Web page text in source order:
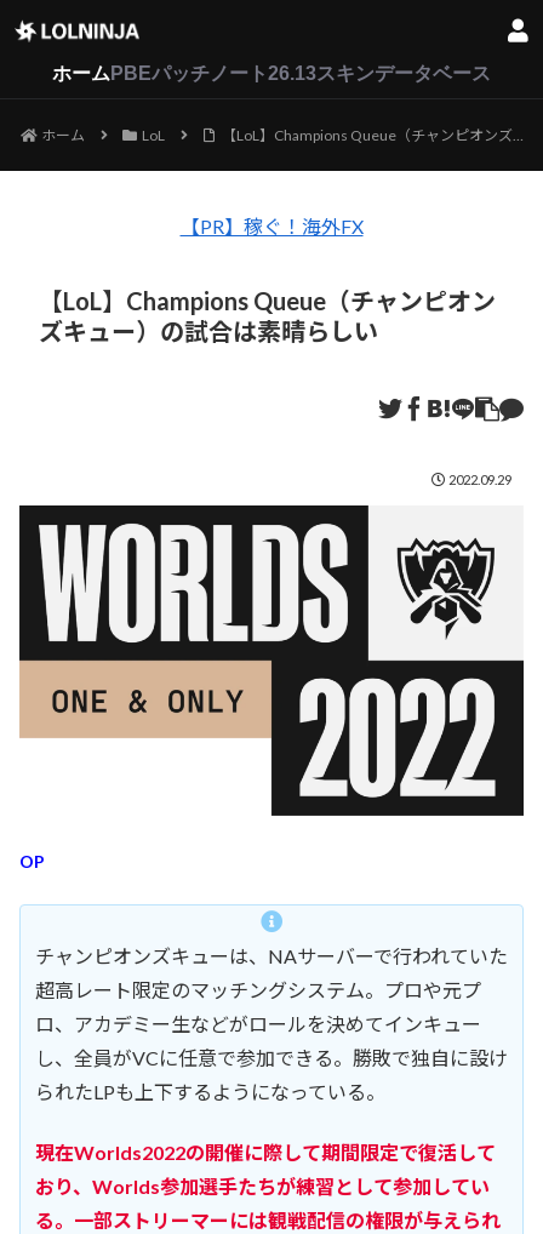
ホーム PBEパッチノート26.13スキンデータベース
ホーム LoL 【LoL】Champions Queue（チャンピオンズキュー）の試合は素晴らしい
【PR】稼ぐ！海外FX
【LoL】Champions Queue（チャンピオン
ズキュー）の試合は素晴らしい
2022.09.29
OP
チャンピオンズキューは、NAサーバーで行われていた
超高レート限定のマッチングシステム。プロや元プ
ロ、アカデミー生などがロールを決めてインキュー
し、全員がVCに任意で参加できる。勝敗で独自に設け
られたLPも上下するようになっている。
現在Worlds2022の開催に際して期間限定で復活して
おり、Worlds参加選手たちが練習として参加してい
る。一部ストリーマーには観戦配信の権限が与えられ